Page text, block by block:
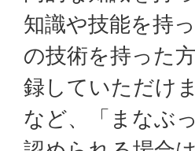
知識や技能を持
の技術を持った
録していただけ
など、「まなぶ